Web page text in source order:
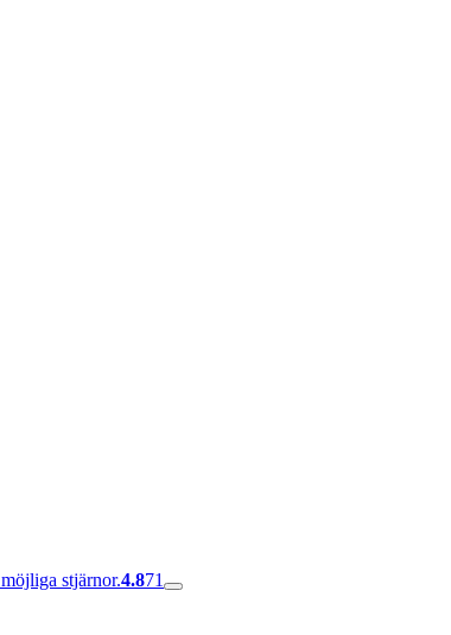
stjärnor.4.871